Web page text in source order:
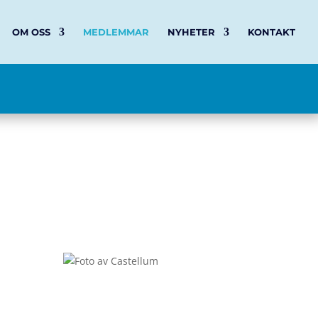
OM OSS MEDLEMMAR NYHETER KONTAKT